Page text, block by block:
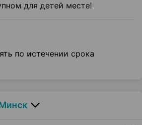
для детей месте!
по истечении срока